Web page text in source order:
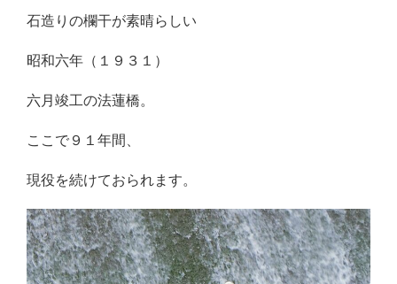
石造りの欄干が素晴らしい
昭和六年（１９３１）
六月竣工の法蓮橋。
ここで９１年間、
現役を続けておられます。